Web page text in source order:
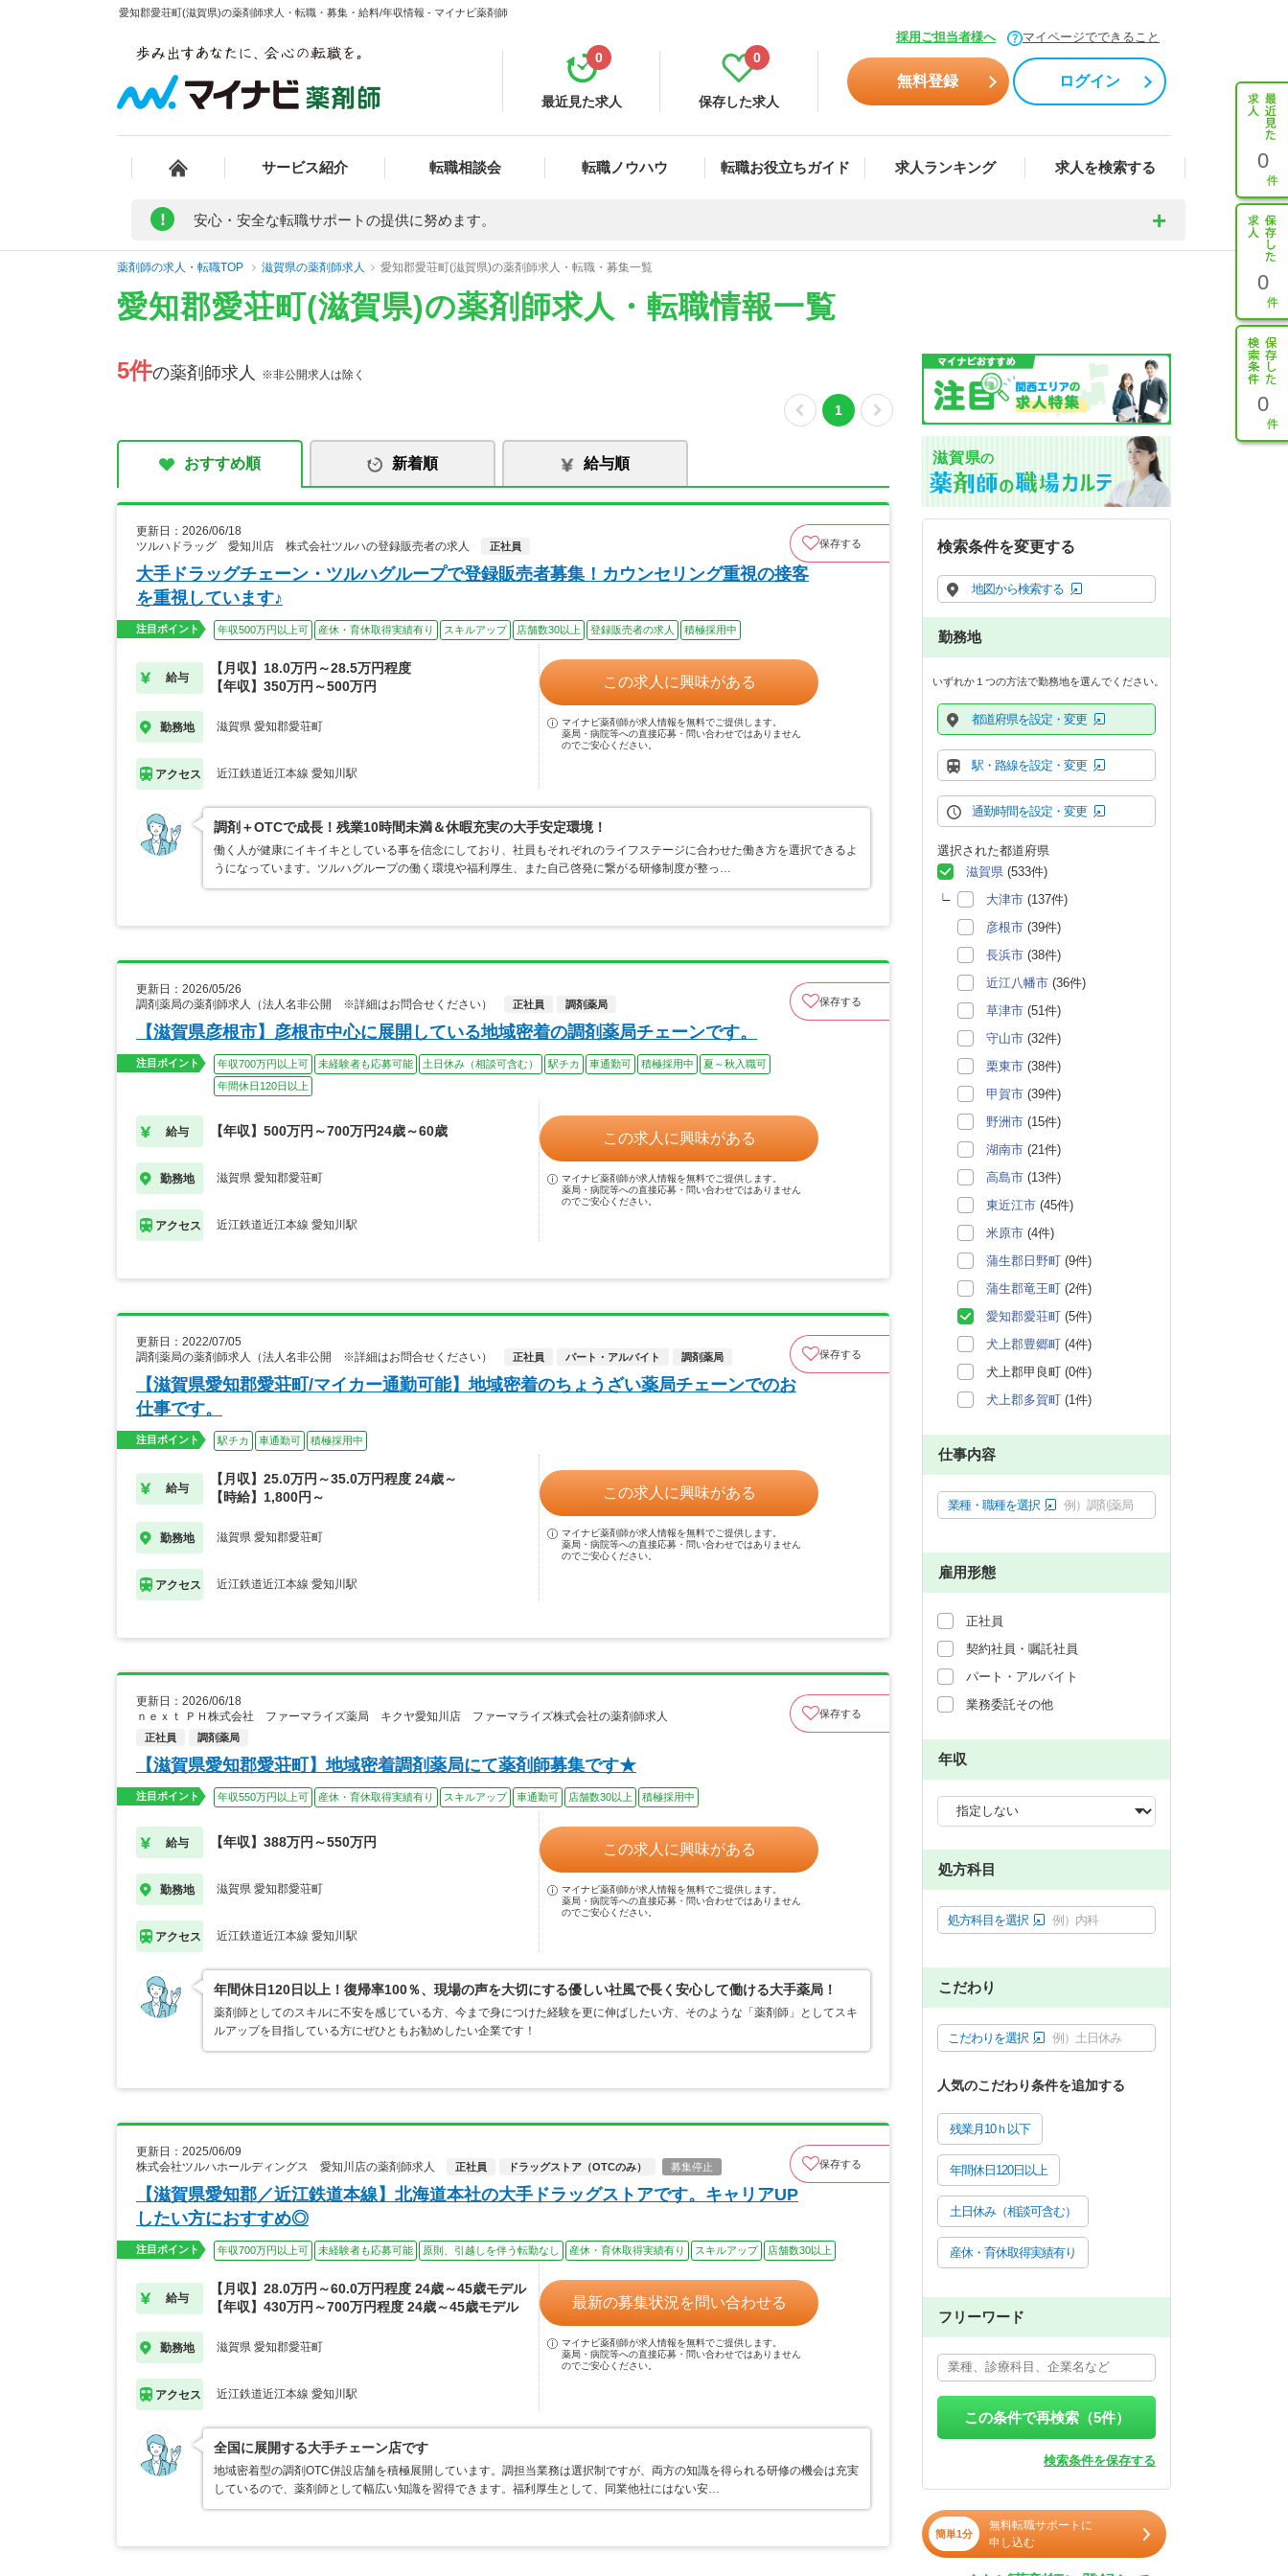
愛知郡愛荘町(滋賀県)の薬剤師求人・転職・募集・給料/年収情報 - マイナビ薬剤師
採用ご担当者様へ マイページでできること
最近見た求人
0
保存した求人
0
無料登録 ログイン
サービス紹介 転職相談会 転職ノウハウ 転職お役立ちガイド 求人ランキング 求人を検索する 0
0
0
! 安心・安全な転職サポートの提供に努めます。
薬剤師の求人・転職TOP 滋賀県の薬剤師求人 愛知郡愛荘町(滋賀県)の薬剤師求人・転職・募集一覧
愛知郡愛荘町(滋賀県)の薬剤師求人・転職情報一覧
5件の薬剤師求人 ※非公開求人は除く
1
おすすめ順 新着順 給与順
更新日：2026/06/18
ツルハドラッグ 愛知川店 株式会社ツルハの登録販売者の求人
正社員 保存する
大手ドラッグチェーン・ツルハグループで登録販売者募集！カウンセリング重視の接客
を重視しています♪
注目ポイント 年収500万円以上可 産休・育休取得実績有り スキルアップ 店舗数30以上 登録販売者の求人 積極採用中
給与
【月収】18.0万円～28.5万円程度
【年収】350万円～500万円
勤務地 滋賀県 愛知郡愛荘町
アクセス 近江鉄道近江本線 愛知川駅
この求人に興味がある
マイナビ薬剤師が求人情報を無料でご提供します。
薬局・病院等への直接応募・問い合わせではありません
のでご安心ください。
調剤＋OTCで成長！残業10時間未満＆休暇充実の大手安定環境！
働く人が健康にイキイキとしている事を信念にしており、社員もそれぞれのライフステージに合わせた働き方を選択できるよ
うになっています。ツルハグループの働く環境や福利厚生、また自己啓発に繋がる研修制度が整っ…
更新日：2026/05/26
調剤薬局の薬剤師求人（法人名非公開 ※詳細はお問合せください）
正社員 調剤薬局 保存する
【滋賀県彦根市】彦根市中心に展開している地域密着の調剤薬局チェーンです。
注目ポイント 年収700万円以上可 未経験者も応募可能 土日休み（相談可含む） 駅チカ 車通勤可 積極採用中
夏～秋入職可
年間休日120日以上
給与 【年収】500万円～700万円24歳～60歳
勤務地 滋賀県 愛知郡愛荘町
アクセス 近江鉄道近江本線 愛知川駅
この求人に興味がある
マイナビ薬剤師が求人情報を無料でご提供します。
薬局・病院等への直接応募・問い合わせではありません
のでご安心ください。
更新日：2022/07/05
調剤薬局の薬剤師求人（法人名非公開 ※詳細はお問合せください）
正社員 パート・アルバイト 調剤薬局 保存する
【滋賀県愛知郡愛荘町/マイカー通勤可能】地域密着のちょうざい薬局チェーンでのお
仕事です。
注目ポイント 駅チカ 車通勤可 積極採用中
給与
【月収】25.0万円～35.0万円程度 24歳～
【時給】1,800円～
勤務地 滋賀県 愛知郡愛荘町
アクセス 近江鉄道近江本線 愛知川駅
この求人に興味がある
マイナビ薬剤師が求人情報を無料でご提供します。
薬局・病院等への直接応募・問い合わせではありません
のでご安心ください。
更新日：2026/06/18
ｎｅｘｔ ＰＨ株式会社 ファーマライズ薬局 キクヤ愛知川店 ファーマライズ株式会社の薬剤師求人
正社員 調剤薬局
保存する
【滋賀県愛知郡愛荘町】地域密着調剤薬局にて薬剤師募集です★
注目ポイント 年収550万円以上可 産休・育休取得実績有り スキルアップ 車通勤可 店舗数30以上 積極採用中
給与 【年収】388万円～550万円
勤務地 滋賀県 愛知郡愛荘町
アクセス 近江鉄道近江本線 愛知川駅
この求人に興味がある
マイナビ薬剤師が求人情報を無料でご提供します。
薬局・病院等への直接応募・問い合わせではありません
のでご安心ください。
年間休日120日以上！復帰率100％、現場の声を大切にする優しい社風で長く安心して働ける大手薬局！
薬剤師としてのスキルに不安を感じている方、今まで身につけた経験を更に伸ばしたい方、そのような「薬剤師」としてスキ
ルアップを目指している方にぜひともお勧めしたい企業です！
更新日：2025/06/09
株式会社ツルハホールディングス 愛知川店の薬剤師求人
正社員 ドラッグストア（OTCのみ） 募集停止 保存する
【滋賀県愛知郡／近江鉄道本線】北海道本社の大手ドラッグストアです。キャリアUP
したい方におすすめ◎
注目ポイント 年収700万円以上可 未経験者も応募可能 原則、引越しを伴う転勤なし 産休・育休取得実績有り スキルアップ 店舗数30以上
給与
【月収】28.0万円～60.0万円程度 24歳～45歳モデル
【年収】430万円～700万円程度 24歳～45歳モデル
勤務地 滋賀県 愛知郡愛荘町
アクセス 近江鉄道近江本線 愛知川駅
最新の募集状況を問い合わせる
マイナビ薬剤師が求人情報を無料でご提供します。
薬局・病院等への直接応募・問い合わせではありません
のでご安心ください。
全国に展開する大手チェーン店です
地域密着型の調剤OTC併設店舗を積極展開しています。調担当業務は選択制ですが、両方の知識を得られる研修の機会は充実
しているので、薬剤師として幅広い知識を習得できます。福利厚生として、同業他社にはない安…
滋賀県の
検索条件を変更する
地図から検索する
勤務地
いずれか１つの方法で勤務地を選んでください。
都道府県を設定・変更
駅・路線を設定・変更
通勤時間を設定・変更
選択された都道府県
滋賀県 (533件)
大津市 (137件)
彦根市 (39件)
長浜市 (38件)
近江八幡市 (36件)
草津市 (51件)
守山市 (32件)
栗東市 (38件)
甲賀市 (39件)
野洲市 (15件)
湖南市 (21件)
高島市 (13件)
東近江市 (45件)
米原市 (4件)
蒲生郡日野町 (9件)
蒲生郡竜王町 (2件)
愛知郡愛荘町 (5件)
犬上郡豊郷町 (4件)
犬上郡甲良町 (0件)
犬上郡多賀町 (1件)
仕事内容
業種・職種を選択 例）調剤薬局
雇用形態
正社員
契約社員・嘱託社員
パート・アルバイト
業務委託その他
年収
処方科目
処方科目を選択 例）内科
こだわり
こだわりを選択 例）土日休み
人気のこだわり条件を追加する
残業月10ｈ以下
年間休日120日以上
土日休み（相談可含む）
産休・育休取得実績有り
フリーワード
この条件で再検索（5件）
検索条件を保存する
簡単1分
無料転職サポートに
申し込む